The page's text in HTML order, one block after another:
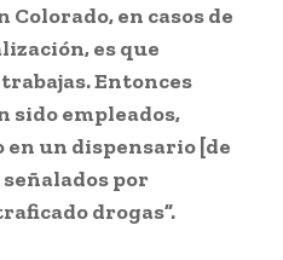
en casos de
es que
Entonces
sido empleados,
en un dispensario [de
por
drogas”.